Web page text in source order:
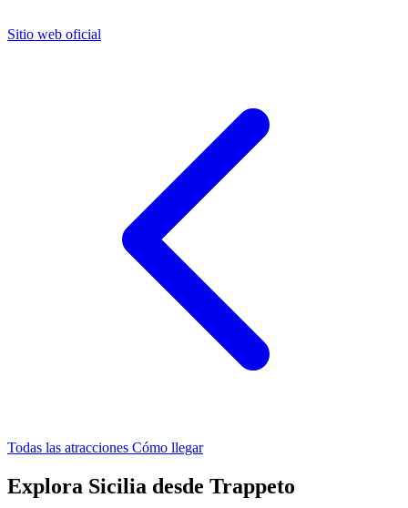
Sitio web oficial
Todas las atracciones Cómo llegar
Explora Sicilia desde Trappeto